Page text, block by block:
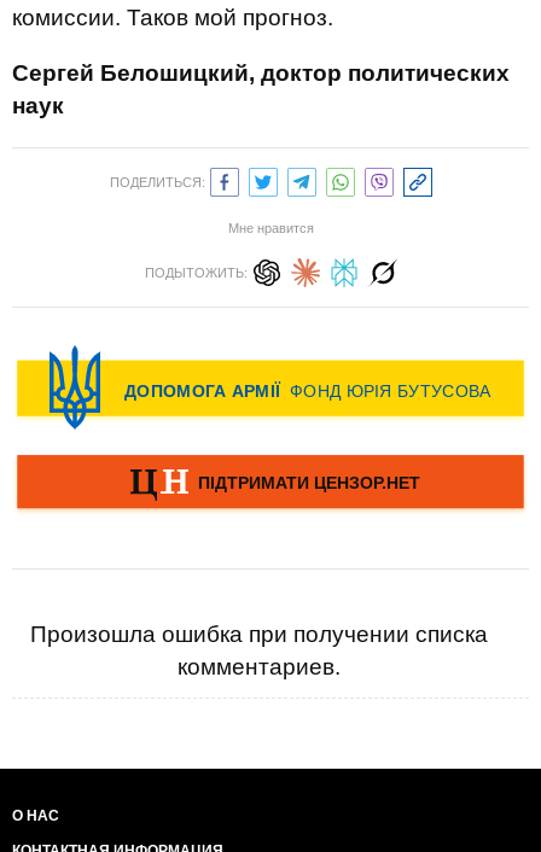
комиссии. Таков мой прогноз.
Сергей Белошицкий, доктор политических
наук
ПОДЕЛИТЬСЯ:
Мне нравится
ПОДЫТОЖИТЬ:
Произошла ошибка при получении списка
комментариев.
О НАС